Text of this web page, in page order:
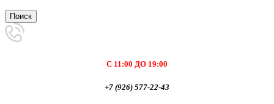
Поиск
С 11:00 ДО 19:00
+7 (926) 577-22-43